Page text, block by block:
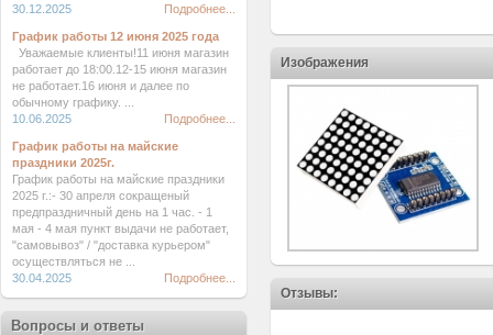
Изображения
Отзывы:
30.12.2025
Подробнее...
График работы 12 июня 2025 года
Уважаемые клиенты!11 июня магазин
работает до 18:00.12-15 июня магазин
не работает.16 июня и далее по
обычному графику. ...
10.06.2025
Подробнее...
График работы на майские
праздники 2025г.
График работы на майские праздники
2025 г.:- 30 апреля сокращеный
предпраздничный день на 1 час. - 1
мая - 4 мая пункт выдачи не работает,
"самовывоз" / "доставка курьером"
осуществляться не ...
30.04.2025
Подробнее...
Вопросы и ответы